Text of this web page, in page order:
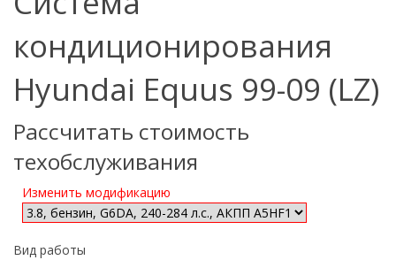
кондиционирования
Hyundai Equus 99-09 (LZ)
Рассчитать стоимость
техобслуживания
Изменить модификацию
Вид работы